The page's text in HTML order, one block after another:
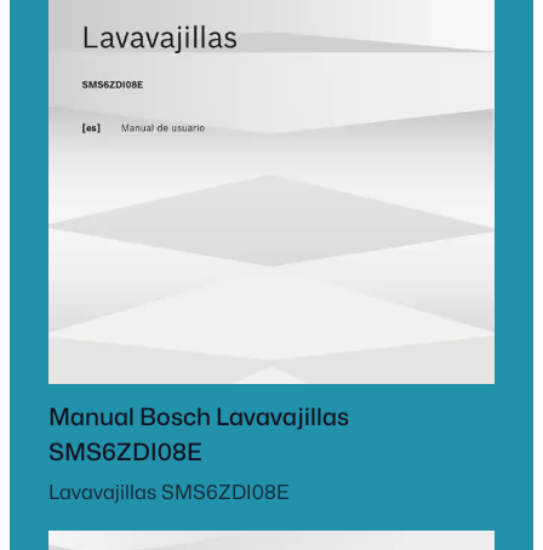
Manual Bosch Lavavajillas
SMS6ZDI08E
Lavavajillas SMS6ZDI08E